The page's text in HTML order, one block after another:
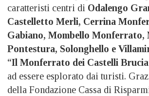
caratteristi centri di Odalengo
Castelletto Merli, Cerrina
Gabiano, Mombello Monferrato,
Pontestura, Solonghello e
“Il Monferrato dei Castelli
ad essere esplorato dai turisti.
della Fondazione Cassa di